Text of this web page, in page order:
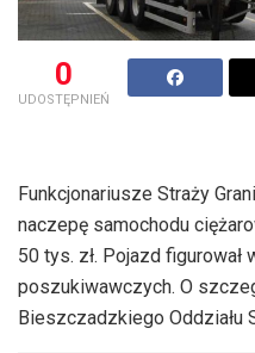
0
UDOSTĘPNIEŃ
Funkcjonariusze Straży
naczepę samochodu
50 tys. zł. Pojazd
poszukiwawczych. O
Bieszczadzkiego Oddziału